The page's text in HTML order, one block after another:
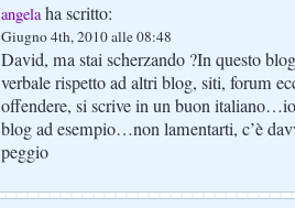
angelaha scritto:
Giugno 4th, 2010 alle 08:48
David, ma stai scherzando ?In questo
verbale rispetto ad altri blog, siti, forum
offendere, si scrive in un buon
blog ad esempio…non lamentarti, c’è
peggio